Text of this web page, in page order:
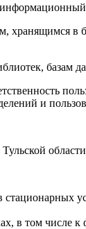
в
базам
и
том числе к